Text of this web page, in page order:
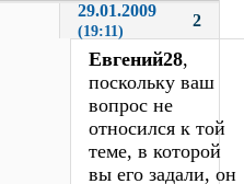
2
29.01.2009
(19:11)
Евгений28,
поскольку ваш
вопрос не
относился к той
теме, в которой
вы его задали, он